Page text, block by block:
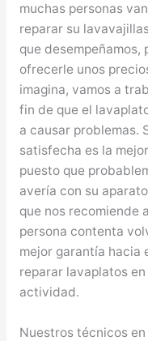
muchas personas
reparar su
que desempeñamos,
ofrecerle unos
imagina, vamos a
fin de que el
a causar problemas.
satisfecha es la
puesto que
avería con su
que nos recomiende
persona contenta
mejor garantía hacia
reparar lavaplatos
actividad.
Nuestros técnicos